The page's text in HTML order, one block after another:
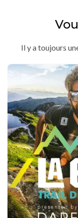
Il y a toujours